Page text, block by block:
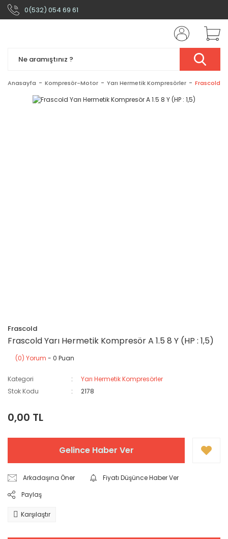
0(532) 054 69 61
Anasayfa Kompresör-Motor Yarı Hermetik Kompresörler Frascold
Frascold
Frascold Yarı Hermetik Kompresör A 1.5 8 Y (HP : 1,5)
(0) Yorum - 0 Puan
Kategori
Yarı Hermetik Kompresörler
Stok Kodu
2178
0,00 TL
Gelince Haber Ver
Arkadaşına Öner
Fiyatı Düşünce Haber Ver
Paylaş
Karşılaştır